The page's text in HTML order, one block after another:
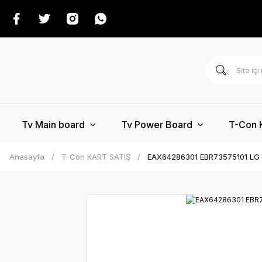
Tv Main board Tv Power Board T-Con
Anasayfa T-Con KART SATIŞ EAX64286301 EBR73575101